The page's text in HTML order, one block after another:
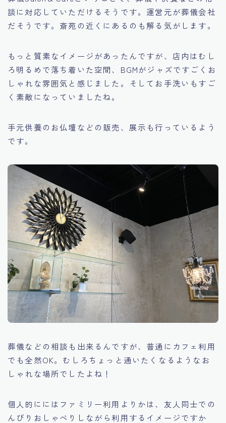
談に対応していただけるそうです。運営元が葬儀会社
だそうです。斎苑の近くにあるのも解る気がします。
もっと質素なイメージがあったんですが、店内はむし
ろ明るめで落ち着いた空間、BGMがジャズですごくお
しゃれな雰囲気と感じました。そしてお手洗いもすご
く素敵になっていましたね。
手元供養のお仏壇などの販売、展示も行っているよう
です。
葬儀などの相談も出来るんですが、普通にカフェ利用
でも全然OK。むしろちょっと通いたくなるようなお
しゃれな場所でしたよね！
個人的ににはファミリー利用よりかは、友人同士での
んびりおしゃべりしながら利用するイメージですか